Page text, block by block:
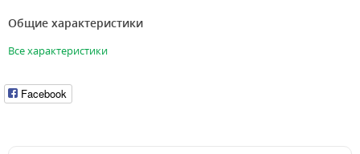
Общие характеристики
Все характеристики
Facebook